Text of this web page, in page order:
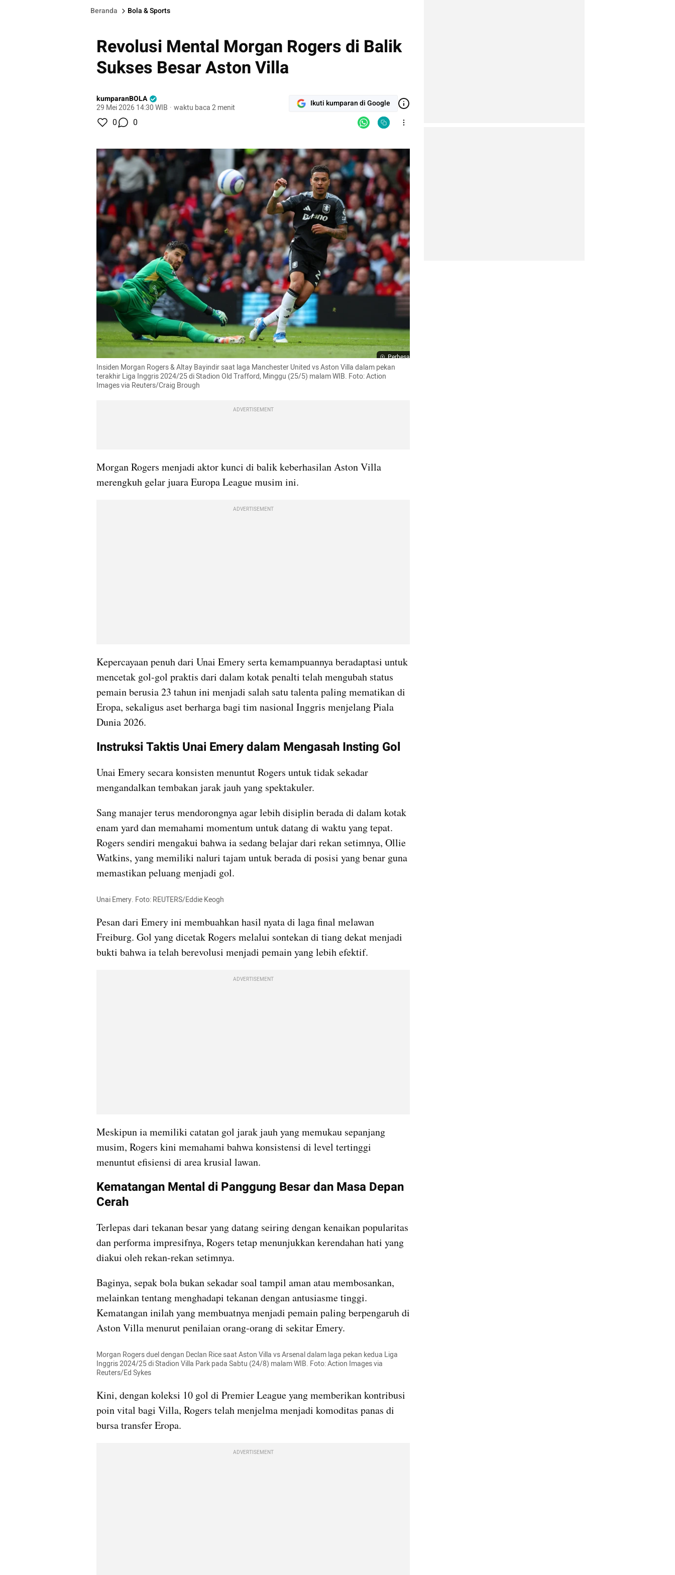
Beranda Bola & Sports
Revolusi Mental Morgan Rogers di Balik
Sukses Besar Aston Villa
kumparanBOLA
29 Mei 2026 14:30 WIB · waktu baca 2 menit Ikuti kumparan di Google
0 0
Perbesar
Insiden Morgan Rogers & Altay Bayindir saat laga Manchester United vs Aston Villa dalam pekan
terakhir Liga Inggris 2024/25 di Stadion Old Trafford, Minggu (25/5) malam WIB. Foto: Action
Images via Reuters/Craig Brough
ADVERTISEMENT
Morgan Rogers menjadi aktor kunci di balik keberhasilan Aston Villa
merengkuh gelar juara Europa League musim ini.
ADVERTISEMENT
Kepercayaan penuh dari Unai Emery serta kemampuannya beradaptasi untuk
mencetak gol-gol praktis dari dalam kotak penalti telah mengubah status
pemain berusia 23 tahun ini menjadi salah satu talenta paling mematikan di
Eropa, sekaligus aset berharga bagi tim nasional Inggris menjelang Piala
Dunia 2026.
Instruksi Taktis Unai Emery dalam Mengasah Insting Gol
Unai Emery secara konsisten menuntut Rogers untuk tidak sekadar
mengandalkan tembakan jarak jauh yang spektakuler.
Sang manajer terus mendorongnya agar lebih disiplin berada di dalam kotak
enam yard dan memahami momentum untuk datang di waktu yang tepat.
Rogers sendiri mengakui bahwa ia sedang belajar dari rekan setimnya, Ollie
Watkins, yang memiliki naluri tajam untuk berada di posisi yang benar guna
memastikan peluang menjadi gol.
Unai Emery. Foto: REUTERS/Eddie Keogh
Pesan dari Emery ini membuahkan hasil nyata di laga final melawan
Freiburg. Gol yang dicetak Rogers melalui sontekan di tiang dekat menjadi
bukti bahwa ia telah berevolusi menjadi pemain yang lebih efektif.
ADVERTISEMENT
Meskipun ia memiliki catatan gol jarak jauh yang memukau sepanjang
musim, Rogers kini memahami bahwa konsistensi di level tertinggi
menuntut efisiensi di area krusial lawan.
Kematangan Mental di Panggung Besar dan Masa Depan
Cerah
Terlepas dari tekanan besar yang datang seiring dengan kenaikan popularitas
dan performa impresifnya, Rogers tetap menunjukkan kerendahan hati yang
diakui oleh rekan-rekan setimnya.
Baginya, sepak bola bukan sekadar soal tampil aman atau membosankan,
melainkan tentang menghadapi tekanan dengan antusiasme tinggi.
Kematangan inilah yang membuatnya menjadi pemain paling berpengaruh di
Aston Villa menurut penilaian orang-orang di sekitar Emery.
Morgan Rogers duel dengan Declan Rice saat Aston Villa vs Arsenal dalam laga pekan kedua Liga
Inggris 2024/25 di Stadion Villa Park pada Sabtu (24/8) malam WIB. Foto: Action Images via
Reuters/Ed Sykes
Kini, dengan koleksi 10 gol di Premier League yang memberikan kontribusi
poin vital bagi Villa, Rogers telah menjelma menjadi komoditas panas di
bursa transfer Eropa.
ADVERTISEMENT